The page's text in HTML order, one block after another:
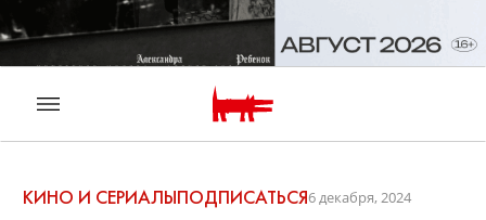
КИНО И СЕРИАЛЫПОДПИСАТЬСЯ6 декабря, 2024